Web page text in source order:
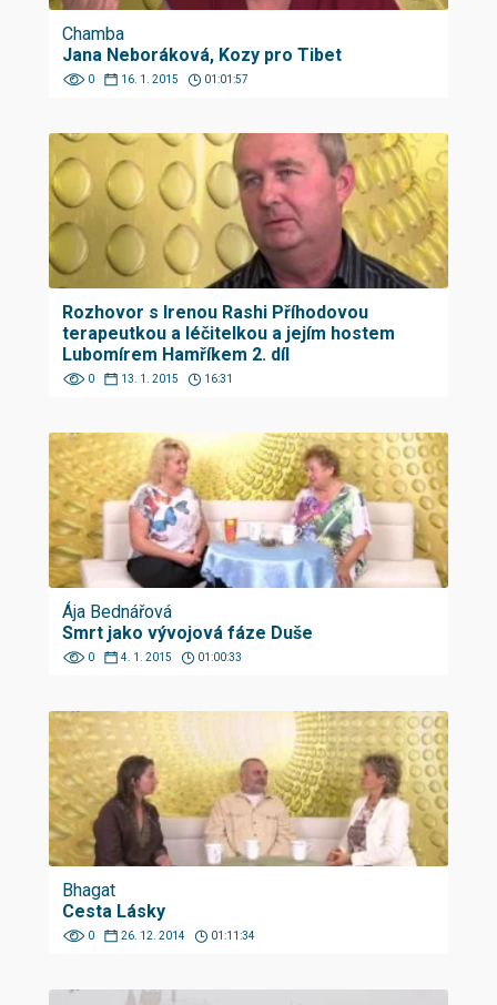
Chamba
Jana Neboráková, Kozy pro Tibet
0 16. 1. 2015 01:01:57
Rozhovor s Irenou Rashi Příhodovou
terapeutkou a léčitelkou a jejím hostem
Lubomírem Hamříkem 2. díl
0 13. 1. 2015 16:31
Ája Bednářová
Smrt jako vývojová fáze Duše
0 4. 1. 2015 01:00:33
Bhagat
Cesta Lásky
0 26. 12. 2014 01:11:34